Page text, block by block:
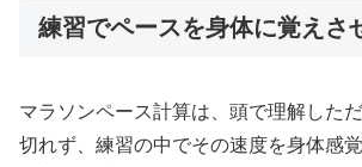
練習でペースを身体に覚えさ
マラソンペース計算は、頭で理解した
切れず、練習の中でその速度を身体感